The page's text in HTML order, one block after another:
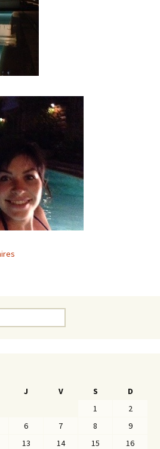
J V S D
1
2
6 7 8
9
13 14 15
16